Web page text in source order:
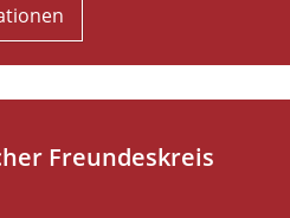
Freundeskreis